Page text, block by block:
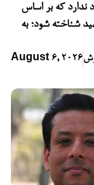
ندارد که بر اساس
شناخته شود؛ به
August 6, 2026